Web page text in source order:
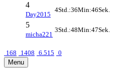
4
Day2015
4Std.:36Min:46Sek.
5
micha221
3Std.:48Min:47Sek.
168 1408 6.515 0
Menu